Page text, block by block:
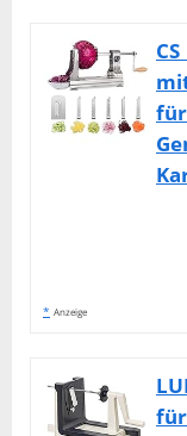
* Anzeige